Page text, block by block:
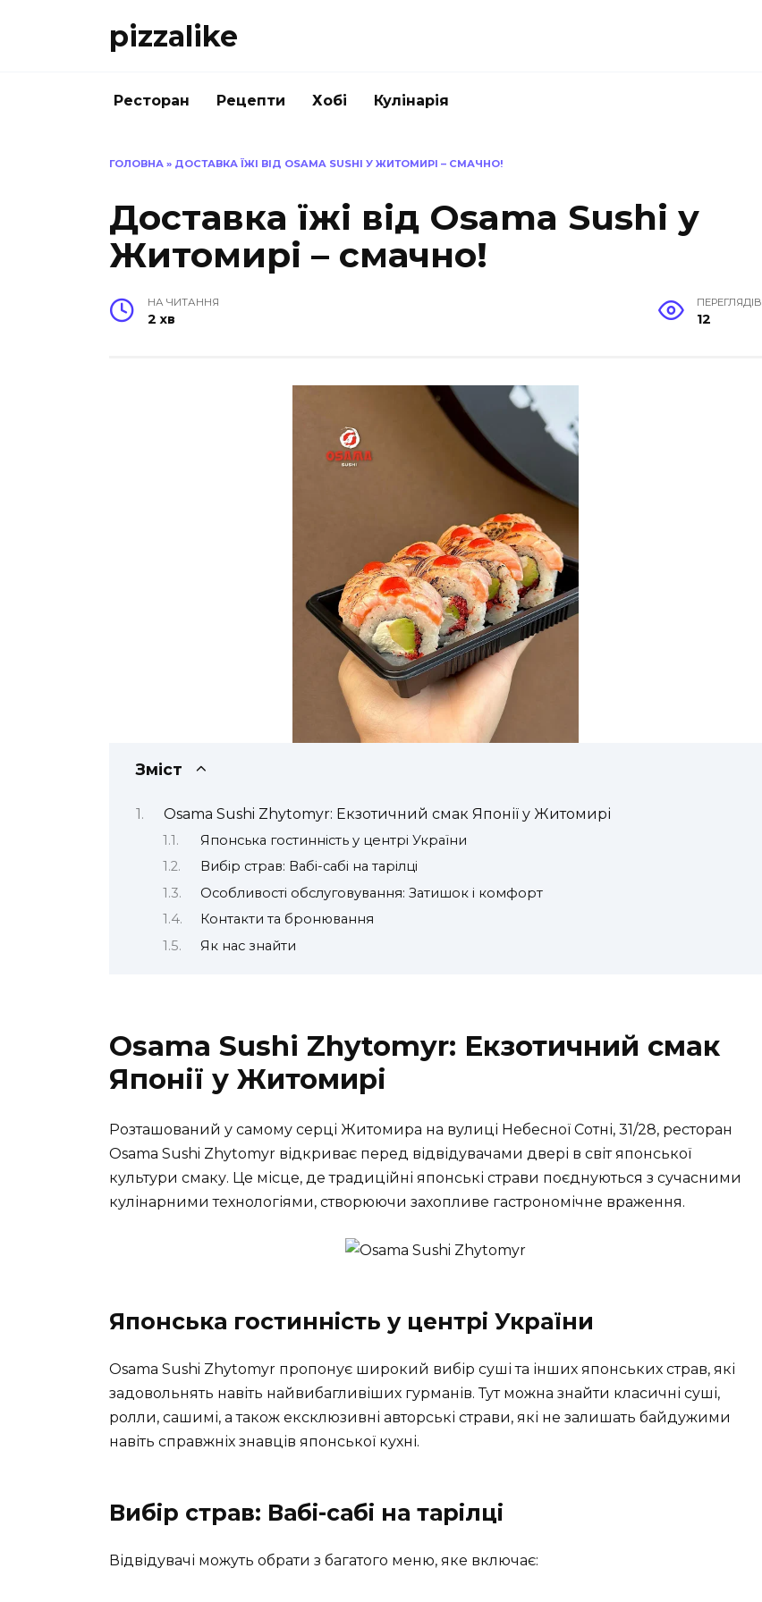
pizzalike
Ресторан Рецепти Хобі Кулінарія
ГОЛОВНА » ДОСТАВКА ЇЖІ ВІД OSAMA SUSHI У ЖИТОМИРІ – СМАЧНО!
Доставка їжі від Osama Sushi у
Житомирі – смачно!
НА ЧИТАННЯ
2 хв
ПЕРЕГЛЯДІВ
12
Зміст
Osama Sushi Zhytomyr: Екзотичний смак Японії у Житомирі
Японська гостинність у центрі України
Вибір страв: Вабі-сабі на тарілці
Особливості обслуговування: Затишок і комфорт
Контакти та бронювання
Як нас знайти
Osama Sushi Zhytomyr: Екзотичний смак
Японії у Житомирі
Розташований у самому серці Житомира на вулиці Небесної Сотні, 31/28, ресторан
Osama Sushi Zhytomyr відкриває перед відвідувачами двері в світ японської
культури смаку. Це місце, де традиційні японські страви поєднуються з сучасними
кулінарними технологіями, створюючи захопливе гастрономічне враження.
Японська гостинність у центрі України
Osama Sushi Zhytomyr пропонує широкий вибір суші та інших японських страв, які
задовольнять навіть найвибагливіших гурманів. Тут можна знайти класичні суші,
ролли, сашимі, а також ексклюзивні авторські страви, які не залишать байдужими
навіть справжніх знавців японської кухні.
Вибір страв: Вабі-сабі на тарілці
Відвідувачі можуть обрати з багатого меню, яке включає: